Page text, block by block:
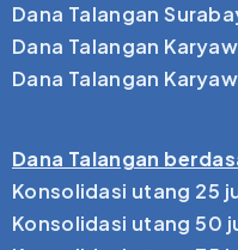
Dana Talangan
Dana Talangan
Dana Talangan
Dana Talangan
Konsolidasi utang 25
Konsolidasi utang 50